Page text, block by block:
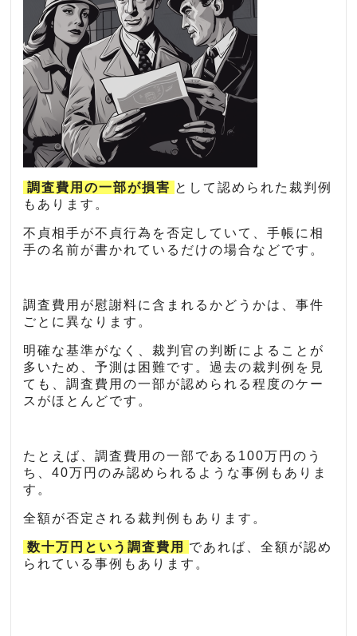
調査費用の一部が損害 として認められた裁判例
もあります。
不貞相手が不貞行為を否定していて、手帳に相
手の名前が書かれているだけの場合などです。
調査費用が慰謝料に含まれるかどうかは、事件
ごとに異なります。
明確な基準がなく、裁判官の判断によることが
多いため、予測は困難です。過去の裁判例を見
ても、調査費用の一部が認められる程度のケー
スがほとんどです。
たとえば、調査費用の一部である100万円のう
ち、40万円のみ認められるような事例もありま
す。
全額が否定される裁判例もあります。
数十万円という調査費用
であれば、全額が認め
られている事例もあります。